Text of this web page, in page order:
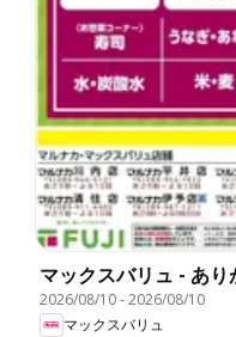
マックスバリュ - あり
2026/08/10-2026/08/10
マックスバリュ